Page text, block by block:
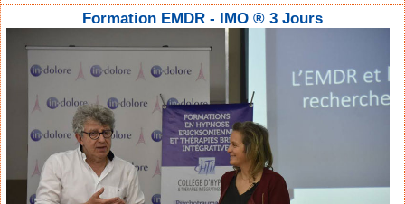
Formation EMDR - IMO ® 3 Jours